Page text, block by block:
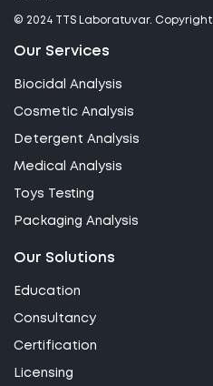
© 2024 TTS Laboratuvar. Copyright
Our Services
Biocidal Analysis
Cosmetic Analysis
Detergent Analysis
Medical Analysis
Toys Testing
Packaging Analysis
Our Solutions
Education
Consultancy
Certification
Licensing